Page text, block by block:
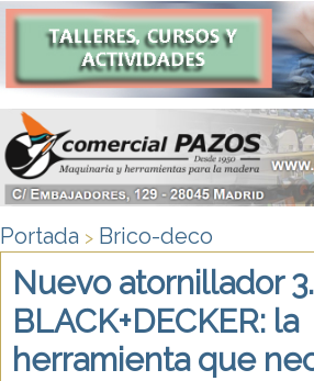
Portada > Brico-deco
Nuevo atornillador
BLACK+DECKER: la
herramienta que